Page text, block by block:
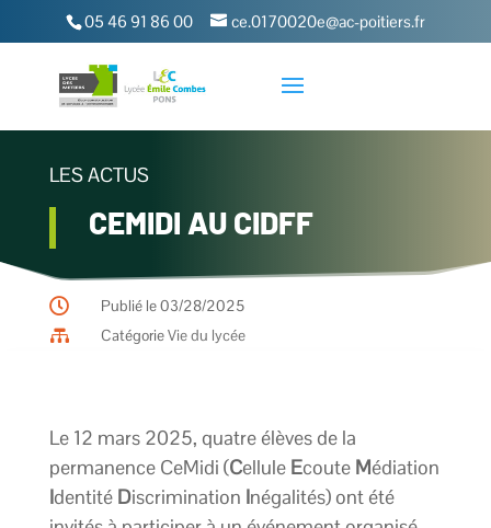
05 46 91 86 00 ce.0170020e@ac-poitiers.fr
LES ACTUS
CEMIDI AU CIDFF

Publié le 03/28/2025

CatégorieVie du lycée
Le 12 mars 2025, quatre élèves de la
permanence CeMidi (Cellule Ecoute Médiation
Identité Discrimination Inégalités) ont été